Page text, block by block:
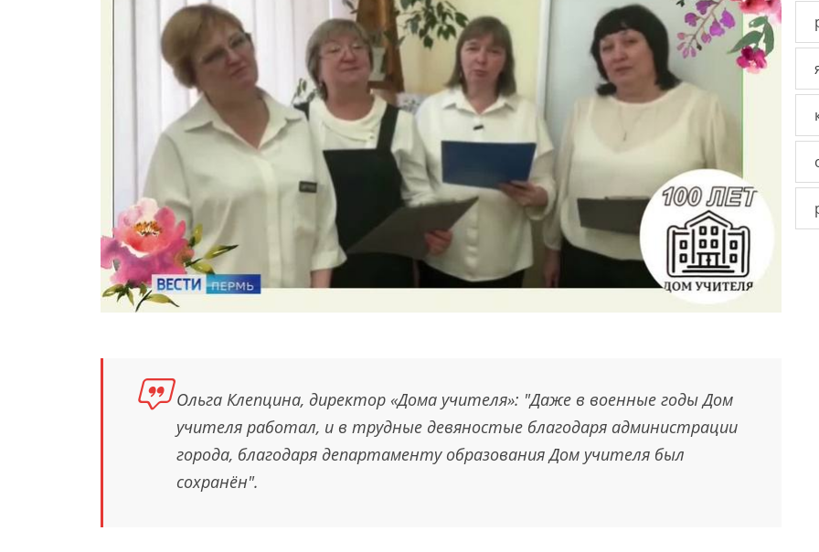
Ольга Клепцина, директор «Дома учителя»: "Даже в военные годы Дом
учителя работал, и в трудные девяностые благодаря администрации
города, благодаря департаменту образования Дом учителя был
сохранён".